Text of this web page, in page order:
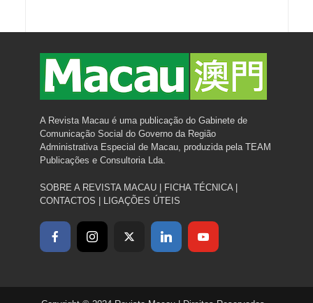
A Revista Macau é uma publicação do Gabinete de
Comunicação Social do Governo da Região
Administrativa Especial de Macau, produzida pela TEAM
Publicações e Consultoria Lda.
SOBRE A REVISTA MACAU| FICHA TÉCNICA|
CONTACTOS | LIGAÇÕES ÚTEIS